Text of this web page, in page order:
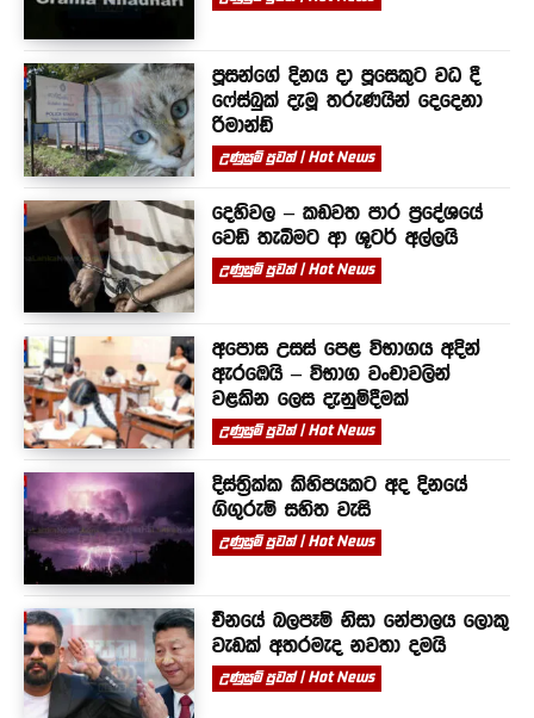
පූසන්ගේ දිනය දා පූසෙකුට වධ දී
ෆේස්බුක් දැමූ තරුණයින් දෙදෙනා
රිමාන්ඩ්
උණුසුම් පුවත් | Hot News
දෙහිවල – කඩවත පාර ප්‍රදේශයේ
වෙඩි තැබීමට ආ ශූටර් අල්ලයි
උණුසුම් පුවත් | Hot News
අපොස උසස් පෙළ විභාගය අදින්
ඇරඹෙයි – විභාග වංචාවලින්
වළකින ලෙස දැනුම්දීමක්
උණුසුම් පුවත් | Hot News
දිස්ත්‍රික්ක කිහිපයකට අද දිනයේ
ගිගුරුම් සහිත වැසි
උණුසුම් පුවත් | Hot News
චීනයේ බලපෑම් නිසා නේපාලය ලොකු
වැඩක් අතරමැද නවතා දමයි
උණුසුම් පුවත් | Hot News